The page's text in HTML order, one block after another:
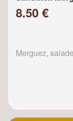
8.50 €
Merguez,